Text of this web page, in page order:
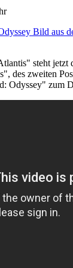
Bild aus
steht jetzt
des zweiten
Odyssey" zum